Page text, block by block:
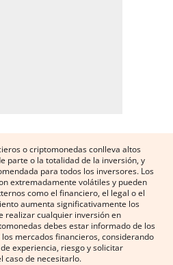
o criptomonedas conlleva altos
parte o la totalidad de la inversión, y
para todos los inversores. Los
extremadamente volátiles y pueden
como el financiero, el legal o el
aumenta significativamente los
realizar cualquier inversión en
debes estar informado de los
mercados financieros, considerando
experiencia, riesgo y solicitar
caso de necesitarlo.